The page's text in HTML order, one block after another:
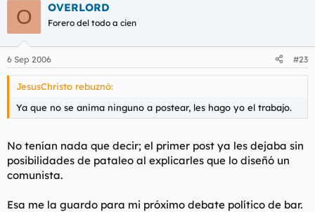
O OVERLORD
Forero del todo a cien
6 Sep 2006 #23
JesusChristo rebuznó:
Ya que no se anima ninguno a postear, les hago yo el trabajo.
No tenían nada que decir; el primer post ya les dejaba sin
posibilidades de pataleo al explicarles que lo diseñó un
comunista.
Esa me la guardo para mi próximo debate político de bar.